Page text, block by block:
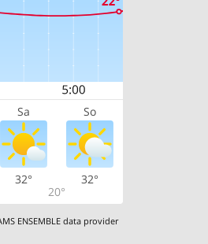
Sa So
32°
20°
32°
ENSEMBLE data provider